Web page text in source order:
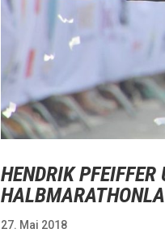
HENDRIK
27. Mai 2018